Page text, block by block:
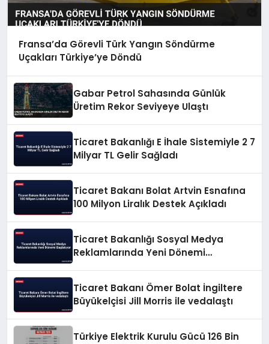
Fransa’da Görevli Türk Yangın Söndürme
Uçakları Türkiye’ye Döndü
Gabar Petrol Sahasında Günlük
Üretim Rekor Seviyeye Ulaştı
Ticaret Bakanlığı E İhale Sistemiyle 2 7
Milyar TL Gelir Sağladı
Ticaret Bakanı Bolat Artvin Esnafına
100 Milyon Liralık Destek Açıkladı
Ticaret Bakanlığı Sosyal Medya
Reklamlarında Yeni Dönemi
Ticaret Bakanı Ömer Bolat İngiltere
Büyükelçisi Jill Morris ile vedalaştı
Türkiye Elektrik Kurulu Gücü 126 Bin